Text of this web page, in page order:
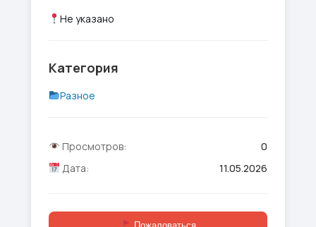
Не указано
Категория
Разное
Просмотров:
0
Дата:
11.05.2026